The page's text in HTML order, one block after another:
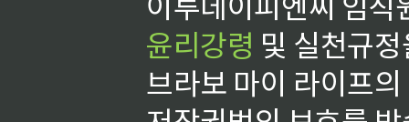
윤리강령 및 실천규
브라보 마이 라이프